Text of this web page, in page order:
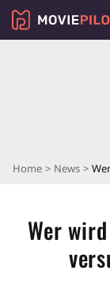
Home News
Wer